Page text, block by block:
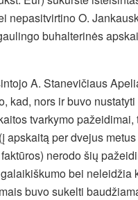
nepasitvirtino O.
buhalterinės
A. Stanevičiaus
kad, nors ir buvo
tvarkymo pažeidimai,
apskaitą per dvejus
nerodo šių
bei neleidžia
buvo sukelti